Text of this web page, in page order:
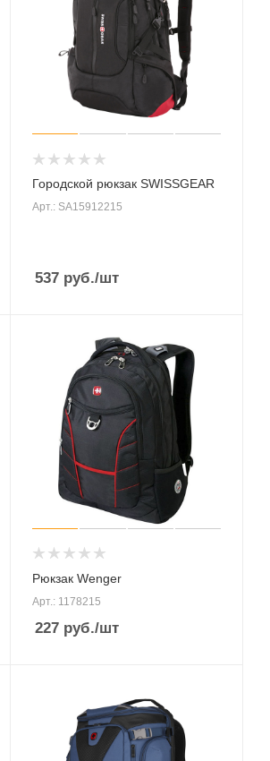
Городской рюкзак SWISSGEAR
Арт.: SA15912215
537 руб./шт
Рюкзак Wenger
Арт.: 1178215
227 руб./шт